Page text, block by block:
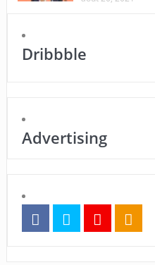
Dribbble
Advertising